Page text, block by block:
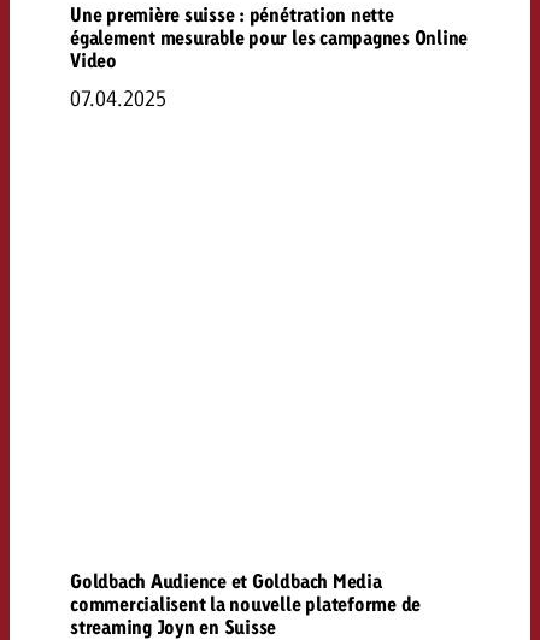
Une première suisse : pénétration nette
également mesurable pour les campagnes Online
Video
07.04.2025
Goldbach Audience et Goldbach Media
commercialisent la nouvelle plateforme de
streaming Joyn en Suisse